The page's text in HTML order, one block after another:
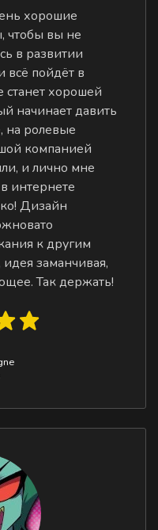
хорошие
чтобы вы не
в развитии
всё пойдёт в
станет хорошей
начинает давить
на ролевые
компанией
и лично мне
интернете
Дизайн
к другим
заманчивая,
Так держать!